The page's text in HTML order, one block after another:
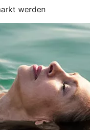
werden